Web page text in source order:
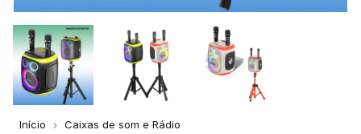
Início Caixas de som e Rádio